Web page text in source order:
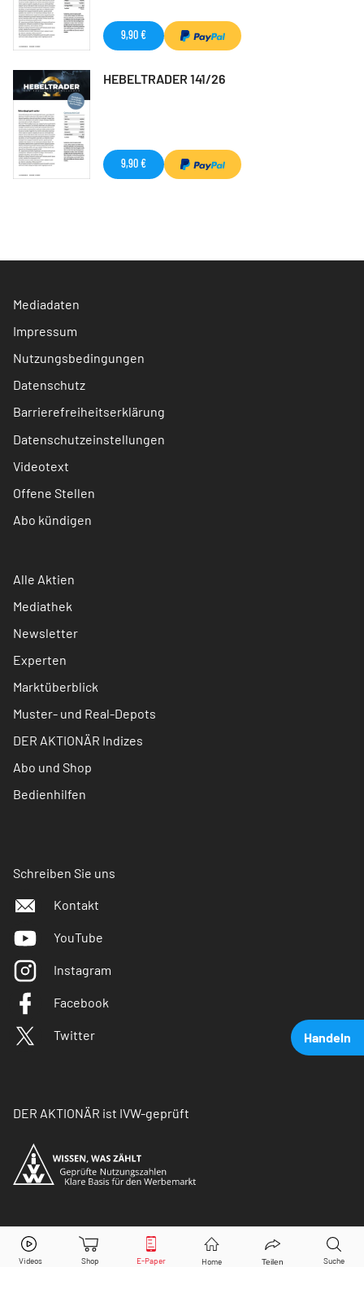
Handeln
Mercedes-Benz Aktie jetzt handeln?
9,90 €
HEBELTRADER 141/26
9,90 €
Mediadaten
Impressum
Nutzungsbedingungen
Datenschutz
Barrierefreiheitserklärung
Datenschutzeinstellungen
Videotext
Offene Stellen
Abo kündigen
Alle Aktien
Mediathek
Newsletter
Experten
Marktüberblick
Muster- und Real-Depots
DER AKTIONÄR Indizes
Abo und Shop
Bedienhilfen
Schreiben Sie uns
Kontakt
YouTube
Instagram
Facebook
Twitter
DER AKTIONÄR ist IVW-geprüft
© Copyright 2026 Börsenmedien AG. Alle Rechte